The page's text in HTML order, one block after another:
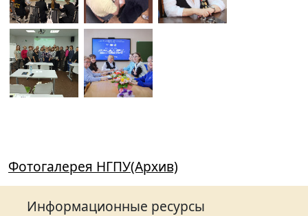
Фотогалерея НГПУ(Архив)
Информационные ресурсы